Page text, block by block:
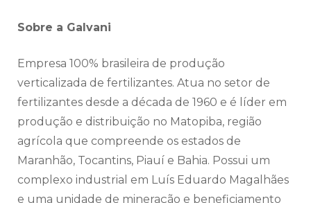
Sobre a Galvani
Empresa 100% brasileira de produção
verticalizada de fertilizantes. Atua no setor de
fertilizantes desde a década de 1960 e é líder em
produção e distribuição no Matopiba, região
agrícola que compreende os estados de
Maranhão, Tocantins, Piauí e Bahia. Possui um
complexo industrial em Luís Eduardo Magalhães
e uma unidade de mineração e beneficiamento